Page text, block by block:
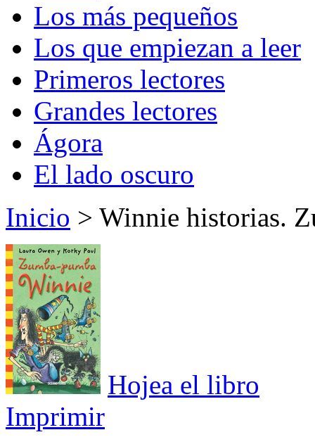
Los más pequeños
Los que empiezan a leer
Primeros lectores
Grandes lectores
Ágora
El lado oscuro
Inicio > Winnie historias.
Hojea el libro
Imprimir